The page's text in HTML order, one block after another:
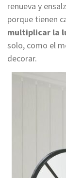
renueva y
porque tienen
multiplicar la
solo, como el
decorar.